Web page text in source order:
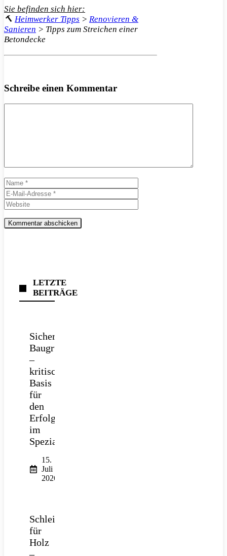
Sie befinden sich hier:
🔨 Heimwerker Tipps > Renovieren &
Sanieren > Tipps zum Streichen einer
Betondecke
Schreibe einen Kommentar
Name
Mail-
Adresse
LETZTE
BEITRÄGE
Sichere
Baugrube
–
kritische
Basis
für
den
Erfolg
im
Spezialtiefbau
15.
Juli
2026
Schleifpapier
für
Holz